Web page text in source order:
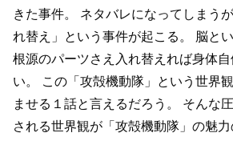
きた事件。
ネタバレになってしまう
れ替え」という事件が起こる。
脳と
根源のパーツさえ入れ替えれば身体
い。
この「攻殻機動隊」という世界
ませる１話と言えるだろう。
そんな
される世界観が「攻殻機動隊」の魅